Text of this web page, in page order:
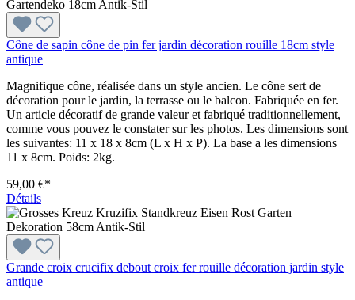
Cône de sapin cône de pin fer jardin décoration rouille 18cm style
antique
Magnifique cône, réalisée dans un style ancien. Le cône sert de
décoration pour le jardin, la terrasse ou le balcon. Fabriquée en fer.
Un article décoratif de grande valeur et fabriqué traditionnellement,
comme vous pouvez le constater sur les photos. Les dimensions sont
les suivantes: 11 x 18 x 8cm (L x H x P). La base a les dimensions
11 x 8cm. Poids: 2kg.
59,00 €*
Détails
Grande croix crucifix debout croix fer rouille décoration jardin style
antique